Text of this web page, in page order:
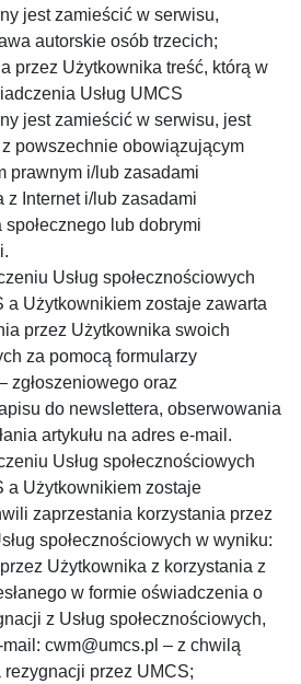
jest zamieścić w serwisu,
autorskie osób trzecich;
przez Użytkownika treść, którą w
Usług UMCS
jest zamieścić w serwisu, jest
powszechnie obowiązującym
prawnym i/lub zasadami
z Internet i/lub zasadami
społecznego lub dobrymi
Usług społecznościowych
a Użytkownikiem zostaje zawarta
przez Użytkownika swoich
za pomocą formularzy
zgłoszeniowego oraz
do newslettera, obserwowania
artykułu na adres e-mail.
Usług społecznościowych
a Użytkownikiem zostaje
zaprzestania korzystania przez
społecznościowych w wyniku:
Użytkownika z korzystania z
w formie oświadczenia o
z Usług społecznościowych,
cwm@umcs.pl – z chwilą
rezygnacji przez UMCS;